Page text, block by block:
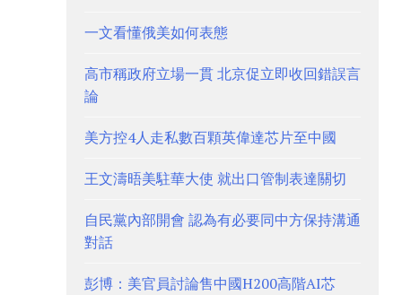
一文看懂俄美如何表態
高市稱政府立場一貫 北京促立即收回錯誤言
論
美方控4人走私數百顆英偉達芯片至中國
王文濤晤美駐華大使 就出口管制表達關切
自民黨內部開會 認為有必要同中方保持溝通
對話
彭博：美官員討論售中國H200高階AI芯